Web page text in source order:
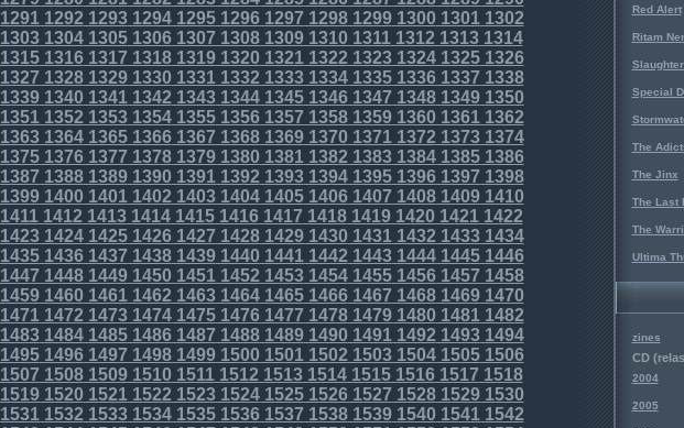
12911292 12931294129512961297 12981299130013011302
13031304130513061307 13081309131013111312 13131314
131513161317 13181319132013211322 1323132413251326
1327 13281329133013311332 13331334133513361337 1338
1339134013411342 13431344134513461347 134813491350
13511352 13531354135513561357 13581359136013611362
13631364136513661367 13681369137013711372 13731374
137513761377 13781379138013811382 1383138413851386
1387 13881389139013911392 13931394139513961397 1398
1399140014011402 14031404140514061407 140814091410
14111412 14131414141514161417 14181419142014211422
14231424142514261427 14281429143014311432 14331434
143514361437 14381439144014411442 1443144414451446
1447 14481449145014511452 14531454145514561457 1458
1459146014611462 14631464146514661467 146814691470
14711472 14731474147514761477 14781479148014811482
14831484148514861487 14881489149014911492 14931494
149514961497 14981499150015011502 1503150415051506
1507 15081509151015111512 15131514151515161517 1518
1519152015211522 15231524152515261527 152815291530
15311532 15331534153515361537 15381539154015411542
Red Alert
Ritam
Special
The
The Jinx
The Last
The
Ultima
zines
CD
2004
2005